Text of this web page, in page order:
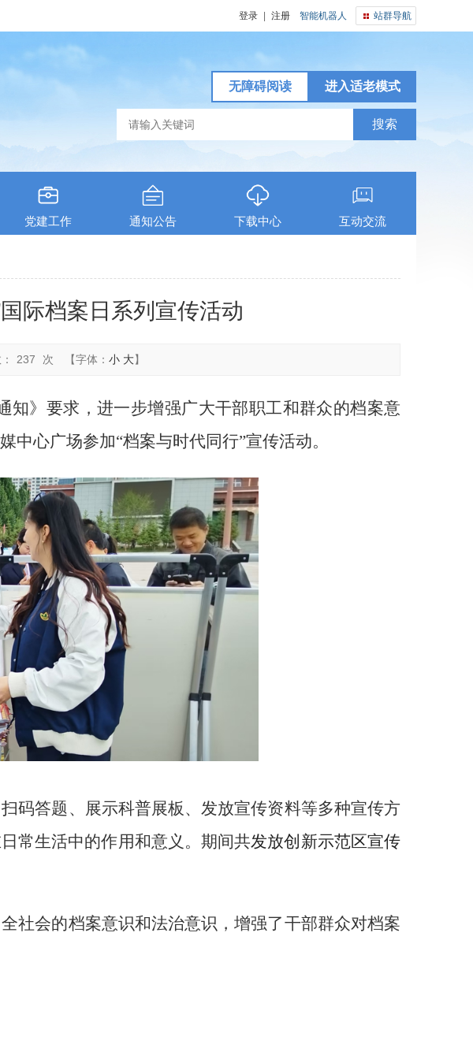
站群导航
登录 注册 智能机器人
进入适老模式
无障碍阅读
党建工作 通知公告 下载中心 互动交流
际档案日系列宣传活动
237 次 【字体： 小 大】
知》要求，进一步增强广大干部职工和群众的档案意
中心广场参加“档案与时代同行”宣传活动。
扫码答题、展示科普展板、发放宣传资料等多种宣传方
常生活中的作用和意义 。期间共发放创新示范区宣传
社会的档案意识和法治意识，增强了干部群众对档案